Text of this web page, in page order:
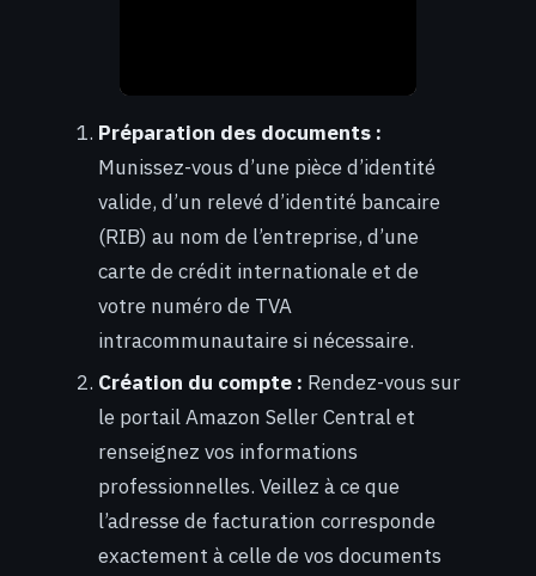
Préparation des documents :
Munissez-vous d’une pièce d’identité
valide, d’un relevé d’identité bancaire
(RIB) au nom de l’entreprise, d’une
carte de crédit internationale et de
votre numéro de TVA
intracommunautaire si nécessaire.
Création du compte : Rendez-vous sur
le portail Amazon Seller Central et
renseignez vos informations
professionnelles. Veillez à ce que
l’adresse de facturation corresponde
exactement à celle de vos documents